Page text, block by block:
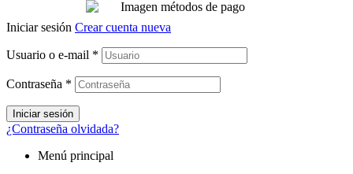
Iniciar sesión Crear cuenta nueva
Usuario o e-mail *
Contraseña *
Iniciar sesión
¿Contraseña olvidada?
Menú principal